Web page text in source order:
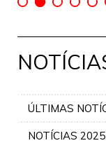
ÚLTIMAS
NOTÍCIAS 2025